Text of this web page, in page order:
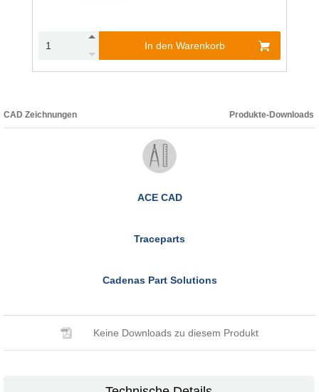
In den Warenkorb
CAD Zeichnungen Produkte-Downloads
ACE CAD
Traceparts
Cadenas Part Solutions
Keine Downloads zu diesem Produkt